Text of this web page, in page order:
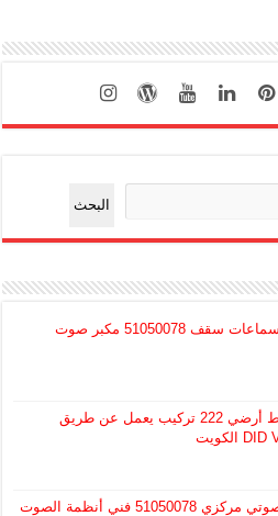
البحث
خدمة تركيب سماعات سقف 51050078 مكبر صوت
طلب شراء خط أرضي 222 تركيب يعمل عن طريق
تركيب نظام صوتي مركزي 51050078 فني أنظمة الصوت